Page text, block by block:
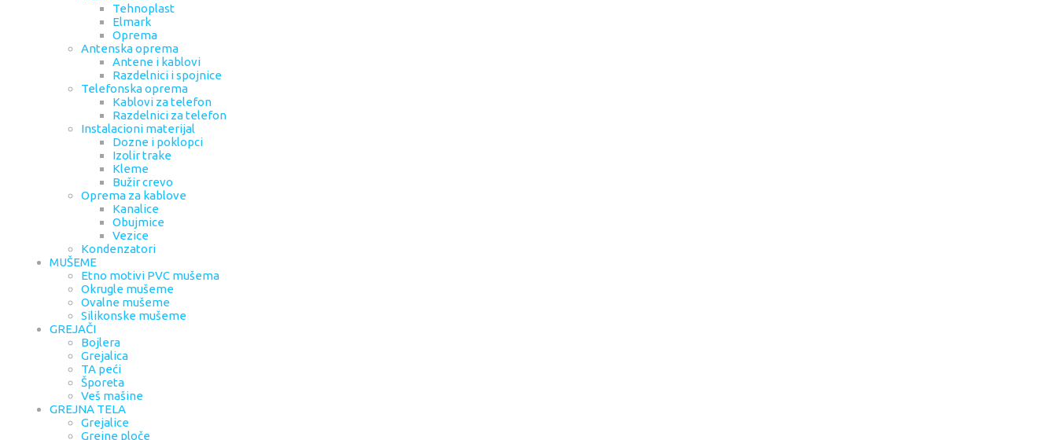
Tehnoplast
Elmark
Oprema
Antenska oprema
Antene i kablovi
Razdelnici i spojnice
Telefonska oprema
Kablovi za telefon
Razdelnici za telefon
Instalacioni materijal
Dozne i poklopci
Izolir trake
Kleme
Bužir crevo
Oprema za kablove
Kanalice
Obujmice
Vezice
Kondenzatori
MUŠEME
Etno motivi PVC mušema
Okrugle mušeme
Ovalne mušeme
Silikonske mušeme
GREJAČI
Bojlera
Grejalica
TA peći
Šporeta
Veš mašine
GREJNA TELA
Grejalice
Grejne ploče